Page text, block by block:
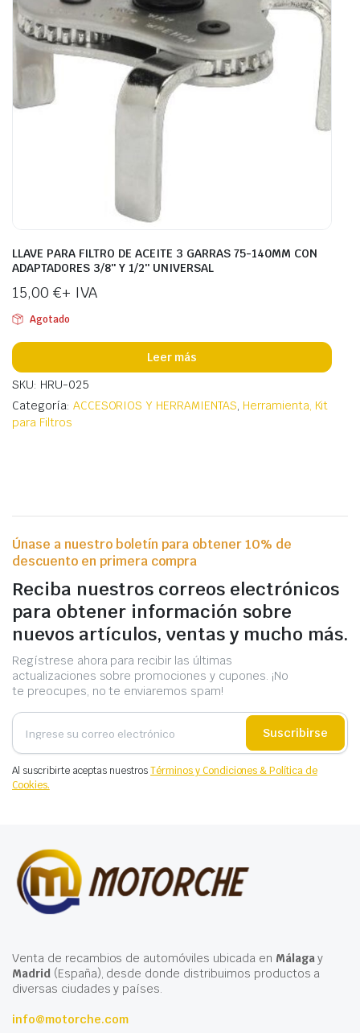
LLAVE PARA FILTRO DE ACEITE 3 GARRAS 75-140MM CON
ADAPTADORES 3/8″ Y 1/2″ UNIVERSAL
15,00 €+ IVA
Agotado
Leer más
SKU: HRU-025
Categoría: ACCESORIOS Y HERRAMIENTAS, Herramienta, Kit
para Filtros
Únase a nuestro boletín para obtener 10% de
descuento en primera compra
Reciba nuestros correos electrónicos
para obtener información sobre
nuevos artículos, ventas y mucho más.
Regístrese ahora para recibir las últimas
actualizaciones sobre promociones y cupones. ¡No
te preocupes, no te enviaremos spam!
Suscribirse
Al suscribirte aceptas nuestrosTérminos y Condiciones & Política de
Cookies.
Venta de recambios de automóviles ubicada en Málagay
Madrid(España), desde donde distribuimos productos a
diversas ciudades y países.
info@motorche.com